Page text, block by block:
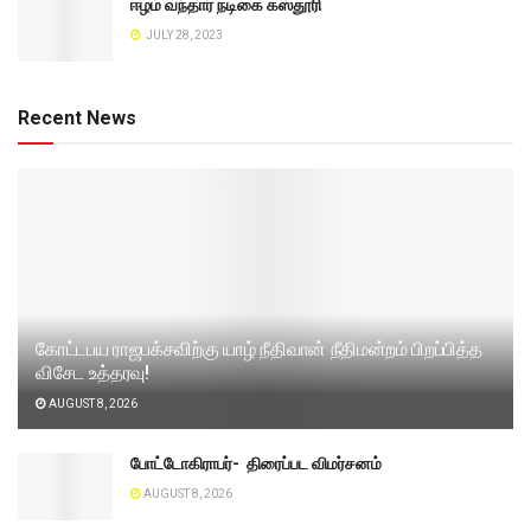
ஈழம் வந்தார் நடிகை கஸ்தூரி
JULY 28, 2023
Recent News
கோட்டபய ராஜபக்சவிற்கு யாழ் நீதிவான் நீதிமன்றம் பிறப்பித்த
விசேட உத்தரவு!
AUGUST 8, 2026
போட்டோகிராபர்- ‌ திரைப்பட விமர்சனம்
AUGUST 8, 2026